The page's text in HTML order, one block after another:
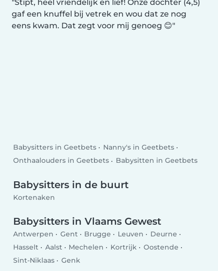
Stipt, heel vriendelijk en lief! Onze dochter (4,5)
gaf een knuffel bij vetrek en wou dat ze nog
eens kwam. Dat zegt voor mij genoeg 😊
Babysitters in Geetbets
Nanny's in Geetbets
Onthaalouders in Geetbets
Babysitten in Geetbets
Babysitters in de buurt
Kortenaken
Babysitters in Vlaams Gewest
Antwerpen Gent Brugge Leuven
Deurne
Hasselt
Aalst Mechelen Kortrijk
Oostende
Sint-Niklaas
Genk